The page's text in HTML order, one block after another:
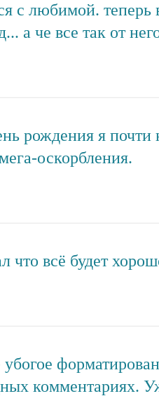
с любимой. теперь
а че все так от
рождения я почти
оскорбления.
что всё будет
убогое
комментариях.